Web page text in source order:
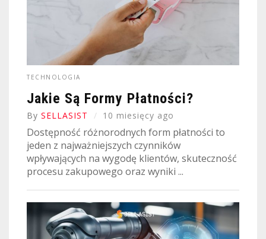
TECHNOLOGIA
Jakie Są Formy Płatności?
By SELLASIST 10 miesięcy ago
Dostępność różnorodnych form płatności to
jeden z najważniejszych czynników
wpływających na wygodę klientów, skuteczność
procesu zakupowego oraz wyniki ...